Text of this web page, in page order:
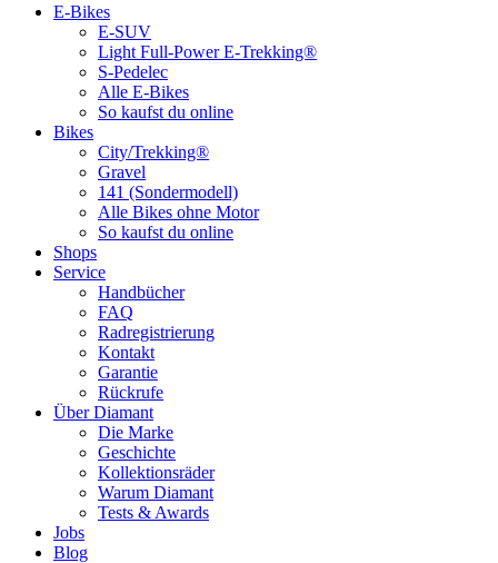
E-Bikes
E-SUV
Light Full-Power E-Trekking®
S-Pedelec
Alle E-Bikes
So kaufst du online
Bikes
City/Trekking®
Gravel
141 (Sondermodell)
Alle Bikes ohne Motor
So kaufst du online
Shops
Service
Handbücher
FAQ
Radregistrierung
Kontakt
Garantie
Rückrufe
Über Diamant
Die Marke
Geschichte
Kollektionsräder
Warum Diamant
Tests & Awards
Jobs
Blog